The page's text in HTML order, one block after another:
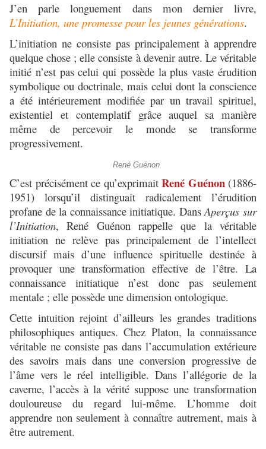
J’en parle longuement dans mon dernier livre,
L’Initiation, une promesse pour les jeunes générations.
L’initiation ne consiste pas principalement à apprendre
quelque chose ; elle consiste à devenir autre. Le véritable
initié n’est pas celui qui possède la plus vaste érudition
symbolique ou doctrinale, mais celui dont la conscience
a été intérieurement modifiée par un travail spirituel,
existentiel et contemplatif grâce auquel sa manière
même de percevoir le monde se transforme
progressivement.
René Guénon
C’est précisément ce qu’exprimait René Guénon(1886-
1951) lorsqu’il distinguait radicalement l’érudition
profane de la connaissance initiatique. DansAperçus sur
l’Initiation, René Guénon rappelle que la véritable
initiation ne relève pas principalement de l’intellect
discursif mais d’une influence spirituelle destinée à
provoquer une transformation effective de l’être. La
connaissance initiatique n’est donc pas seulement
mentale ; elle possède une dimension ontologique.
Cette intuition rejoint d’ailleurs les grandes traditions
philosophiques antiques. Chez Platon, la connaissance
véritable ne consiste pas dans l’accumulation extérieure
des savoirs mais dans une conversion progressive de
l’âme vers le réel intelligible. Dans l’allégorie de la
caverne, l’accès à la vérité suppose une transformation
douloureuse du regard lui-même. L’homme doit
apprendre non seulement à connaître autrement, mais à
être autrement.